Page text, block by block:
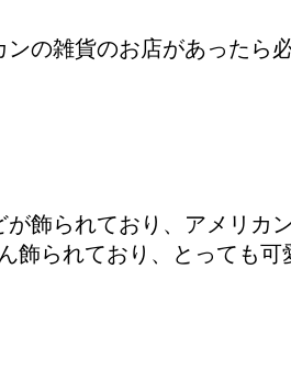
の雑貨のお店があったら
飾られており、アメリカ
られており、とっても